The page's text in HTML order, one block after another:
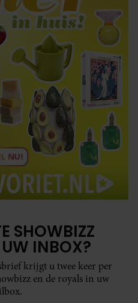
SHOWBIZZ
INBOX?
krijgt u twee keer per
en de royals in uw